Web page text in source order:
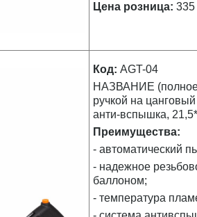
Цена розница: 335
Код: AGT-04
НАЗВАНИЕ
ручкой на
анти-вспышка,
Преимущества:
- автоматический
- надежное
баллоном;
- температура